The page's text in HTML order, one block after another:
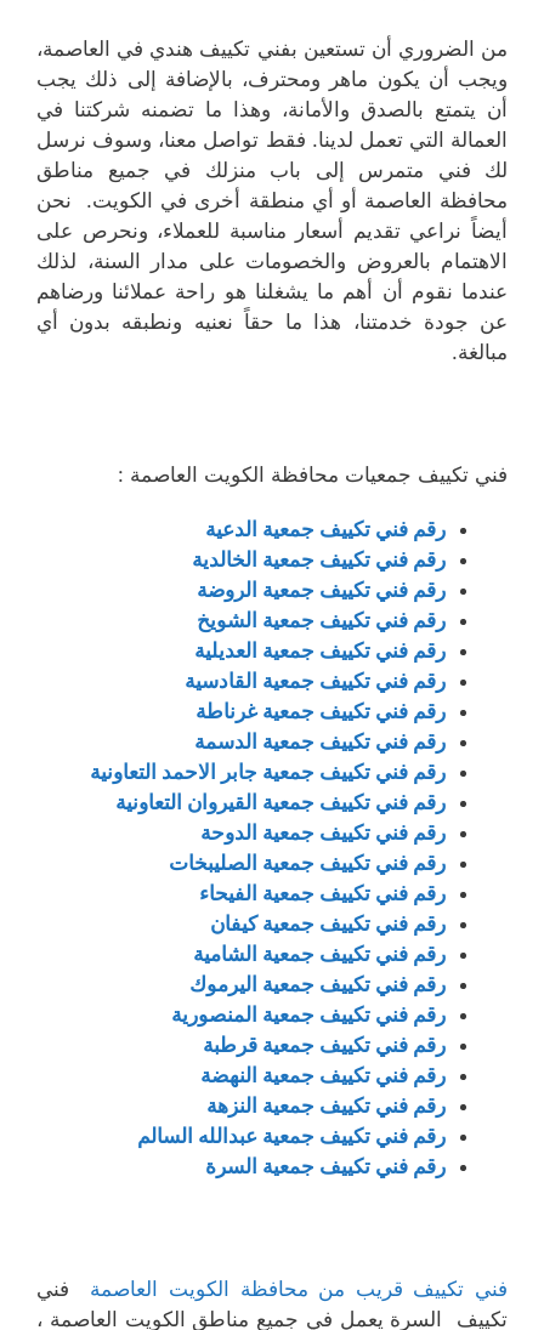
من الضروري أن تستعين بفني تكييف هندي في العاصمة،
ويجب أن يكون ماهر ومحترف، بالإضافة إلى ذلك يجب
أن يتمتع بالصدق والأمانة، وهذا ما تضمنه شركتنا في
العمالة التي تعمل لدينا. فقط تواصل معنا، وسوف نرسل
لك فني متمرس إلى باب منزلك في جميع مناطق
محافظة العاصمة أو أي منطقة أخرى في الكويت. نحن
أيضاً نراعي تقديم أسعار مناسبة للعملاء، ونحرص على
الاهتمام بالعروض والخصومات على مدار السنة، لذلك
عندما نقوم أن أهم ما يشغلنا هو راحة عملائنا ورضاهم
عن جودة خدمتنا، هذا ما حقاً نعنيه ونطبقه بدون أي
مبالغة.
فني تكييف جمعيات محافظة الكويت العاصمة :
رقم فني تكييف جمعية الدعية
رقم فني تكييف جمعية الخالدية
رقم فني تكييف جمعية الروضة
رقم فني تكييف جمعية الشويخ
رقم فني تكييف جمعية العديلية
رقم فني تكييف جمعية القادسية
رقم فني تكييف جمعية غرناطة
رقم فني تكييف جمعية الدسمة
رقم فني تكييف جمعية جابر الاحمد التعاونية
رقم فني تكييف جمعية القيروان التعاونية
رقم فني تكييف جمعية الدوحة
رقم فني تكييف جمعية الصليبخات
رقم فني تكييف جمعية الفيحاء
رقم فني تكييف جمعية كيفان
رقم فني تكييف جمعية الشامية
رقم فني تكييف جمعية اليرموك
رقم فني تكييف جمعية المنصورية
رقم فني تكييف جمعية قرطبة
رقم فني تكييف جمعية النهضة
رقم فني تكييف جمعية النزهة
رقم فني تكييف جمعية عبدالله السالم
رقم فني تكييف جمعية السرة
فني تكييف قريب من محافظة الكويت العاصمة
فني
تكييف السرة يعمل في جميع مناطق الكويت العاصمة ،